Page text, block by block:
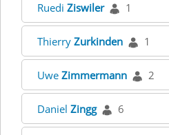
Ruedi Ziswiler 1
Thierry Zurkinden 1
Uwe Zimmermann 2
Daniel Zingg 6